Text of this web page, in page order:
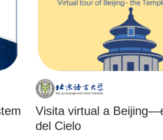
Visita virtual a
del Cielo